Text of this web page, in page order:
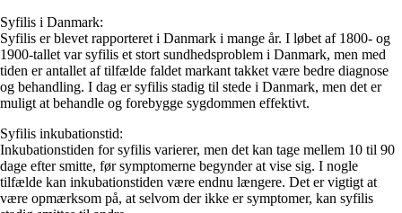
Syfilis i Danmark:
Syfilis er blevet rapporteret i Danmark i mange år. I løbet af 1800- og
1900-tallet var syfilis et stort sundhedsproblem i Danmark, men med
tiden er antallet af tilfælde faldet markant takket være bedre diagnose
og behandling. I dag er syfilis stadig til stede i Danmark, men det er
muligt at behandle og forebygge sygdommen effektivt.
Syfilis inkubationstid:
Inkubationstiden for syfilis varierer, men det kan tage mellem 10 til 90
dage efter smitte, før symptomerne begynder at vise sig. I nogle
tilfælde kan inkubationstiden være endnu længere. Det er vigtigt at
være opmærksom på, at selvom der ikke er symptomer, kan syfilis